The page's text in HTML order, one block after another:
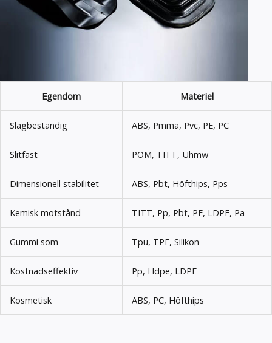
Egendom Materiel
Slagbeständig ABS, Pmma, Pvc, PE, PC
Slitfast POM, TITT, Uhmw
Dimensionell stabilitet ABS, Pbt, Höfthips, Pps
Kemisk motstånd TITT, Pp, Pbt, PE, LDPE, Pa
Gummi som Tpu, TPE, Silikon
Kostnadseffektiv Pp, Hdpe, LDPE
Kosmetisk ABS, PC, Höfthips